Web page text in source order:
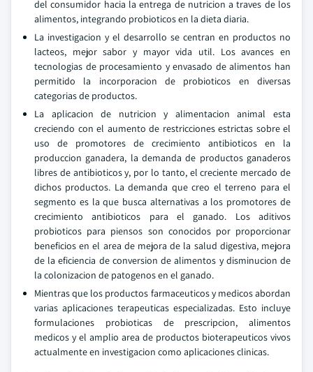
del consumidor hacia la entrega de nutricion a traves de los
alimentos, integrando probioticos en la dieta diaria.
La investigacion y el desarrollo se centran en productos no
lacteos, mejor sabor y mayor vida util. Los avances en
tecnologias de procesamiento y envasado de alimentos han
permitido la incorporacion de probioticos en diversas
categorias de productos.
La aplicacion de nutricion y alimentacion animal esta
creciendo con el aumento de restricciones estrictas sobre el
uso de promotores de crecimiento antibioticos en la
produccion ganadera, la demanda de productos ganaderos
libres de antibioticos y, por lo tanto, el creciente mercado de
dichos productos. La demanda que creo el terreno para el
segmento es la que busca alternativas a los promotores de
crecimiento antibioticos para el ganado. Los aditivos
probioticos para piensos son conocidos por proporcionar
beneficios en el area de mejora de la salud digestiva, mejora
de la eficiencia de conversion de alimentos y disminucion de
la colonizacion de patogenos en el ganado.
Mientras que los productos farmaceuticos y medicos abordan
varias aplicaciones terapeuticas especializadas. Esto incluye
formulaciones probioticas de prescripcion, alimentos
medicos y el amplio area de productos bioterapeuticos vivos
actualmente en investigacion como aplicaciones clinicas.